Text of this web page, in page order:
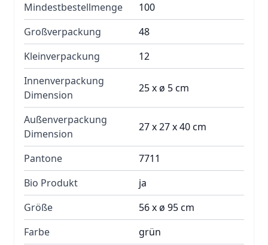
Mindestbestellmenge
100
Großverpackung
48
Kleinverpackung
12
Innenverpackung
Dimension
25 x ø 5 cm
Außenverpackung
Dimension
27 x 27 x 40 cm
Pantone
7711
Bio Produkt
ja
Größe
56 x ø 95 cm
Farbe
grün